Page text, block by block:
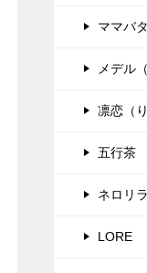
ママバ
メデル
凛恋（
五行茶
ネロリ
LORE